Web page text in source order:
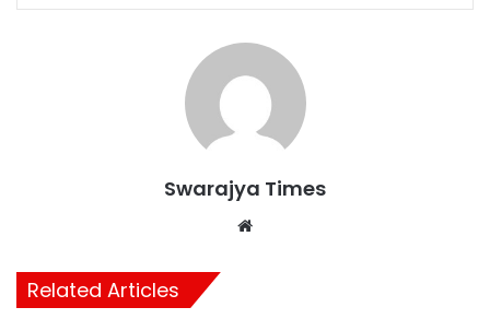
Swarajya Times
Related Articles